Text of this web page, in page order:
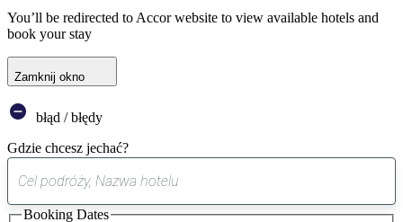
You’ll be redirected to Accor website to view available hotels and
book your stay
Zamknij okno
błąd / błędy
Gdzie chcesz jechać?
sugestia
została
Booking Dates